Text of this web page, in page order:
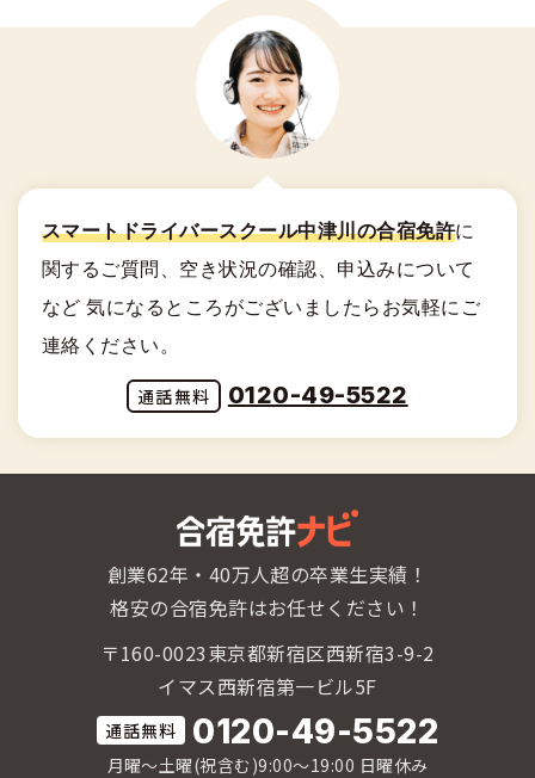
スマートドライバースクール中津川の合宿免許に
関する ご質問、空き状況の確認、申込みについて
など 気になるところがございましたらお気軽にご
連絡ください。
0120-49-5522
創業62年・40万人超の卒業生実績！
格安の合宿免許はお任せください！
〒160-0023東京都新宿区西新宿3-9-2
イマス西新宿第一ビル5F
0120-49-5522
月曜〜土曜(祝含む)9:00〜19:00 日曜休み